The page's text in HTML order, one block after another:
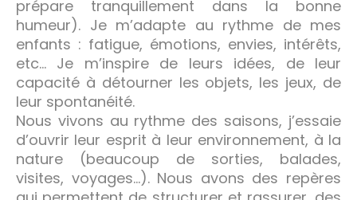
prépare tranquillement dans la bonne
humeur). Je m’adapte au rythme de mes
enfants : fatigue, émotions, envies, intérêts,
etc… Je m’inspire de leurs idées, de leur
capacité à détourner les objets, les jeux, de
leur spontanéité.
Nous vivons au rythme des saisons, j’essaie
d’ouvrir leur esprit à leur environnement, à la
nature (beaucoup de sorties, balades,
visites, voyages…). Nous avons des repères